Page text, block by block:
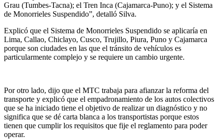
Grau (Tumbes-Tacna); el Tren Inca (Cajamarca-Puno); y el Sistema
de Monorrieles Suspendido”, detalló Silva.
Explicó que el Sistema de Monorrieles Suspendido se aplicaría en
Lima, Callao, Chiclayo, Cusco, Trujillo, Piura, Puno y Cajamarca
porque son ciudades en las que el tránsito de vehículos es
particularmente complejo y se requiere un cambio urgente.
Por otro lado, dijo que el MTC trabaja para afianzar la reforma del
transporte y explicó que el empadronamiento de los autos colectivos
que se ha iniciado tiene el objetivo de realizar un diagnóstico y no
significa que se dé carta blanca a los transportistas porque estos
tienen que cumplir los requisitos que fije el reglamento para poder
operar.